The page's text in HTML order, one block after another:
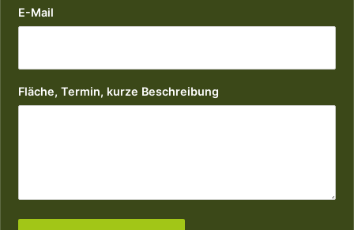
E-Mail
Fläche, Termin, kurze Beschreibung